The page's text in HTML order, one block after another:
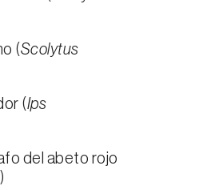
(Scolytus
(Ips
del abeto rojo
)